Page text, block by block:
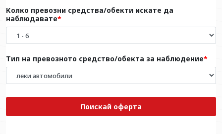
Колко превозни средства/обекти искате да
наблюдавате
Тип на превозното средство/обекта за наблюдение
Поискай оферта